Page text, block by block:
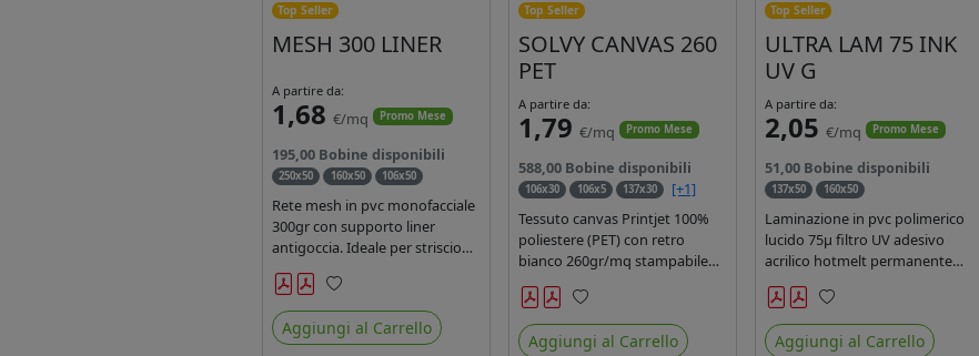
Top Seller
MESH 300 LINER
A partire da:
1,68 €/mq Promo Mese
195,00 Bobine disponibili
250x50 160x50 106x50
Rete mesh in pvc monofacciale
300gr con supporto liner
antigoccia. Ideale per striscioni
e coperture antivento.
Saldabile, stampabile con
inchiostri solvente,
ecosolvente, uv e latex. Densità
Preferiti
Aggiungi al Carrello
Top Seller
SOLVY CANVAS 260
PET
A partire da:
1,79 €/mq Promo Mese
588,00 Bobine disponibili
106x30 106x5 137x30
[+1]
Tessuto canvas Printjet 100%
poliestere (PET) con retro
bianco 260gr/mq stampabile
con inchiostri solvente,
ecosolvente, uv e latex.
Preferiti
Aggiungi al Carrello
Top Seller
ULTRA LAM 75 INK
UV G
A partire da:
2,05 €/mq Promo Mese
51,00 Bobine disponibili
137x50 160x50
Laminazione in pvc polimerico
lucido 75µ filtro UV adesivo
acrilico hotmelt permanente
specifico per stampe con
inchiostri UV durata 7 anni
indoor e 5 outdoor. Dotato di
certificato ignifugo Bs1d0.
Preferiti
Aggiungi al Carrello